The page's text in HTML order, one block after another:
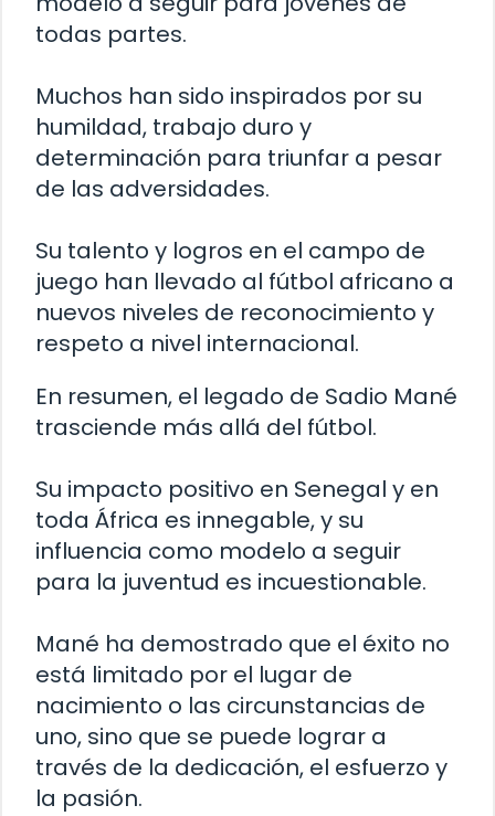
todas partes.
Muchos han sido inspirados por su
humildad, trabajo duro y
determinación para triunfar a pesar
de las adversidades.
Su talento y logros en el campo de
juego han llevado al fútbol africano a
nuevos niveles de reconocimiento y
respeto a nivel internacional.
En resumen, el legado de Sadio Mané
trasciende más allá del fútbol.
Su impacto positivo en Senegal y en
toda África es innegable, y su
influencia como modelo a seguir
para la juventud es incuestionable.
Mané ha demostrado que el éxito no
está limitado por el lugar de
nacimiento o las circunstancias de
uno, sino que se puede lograr a
través de la dedicación, el esfuerzo y
la pasión.